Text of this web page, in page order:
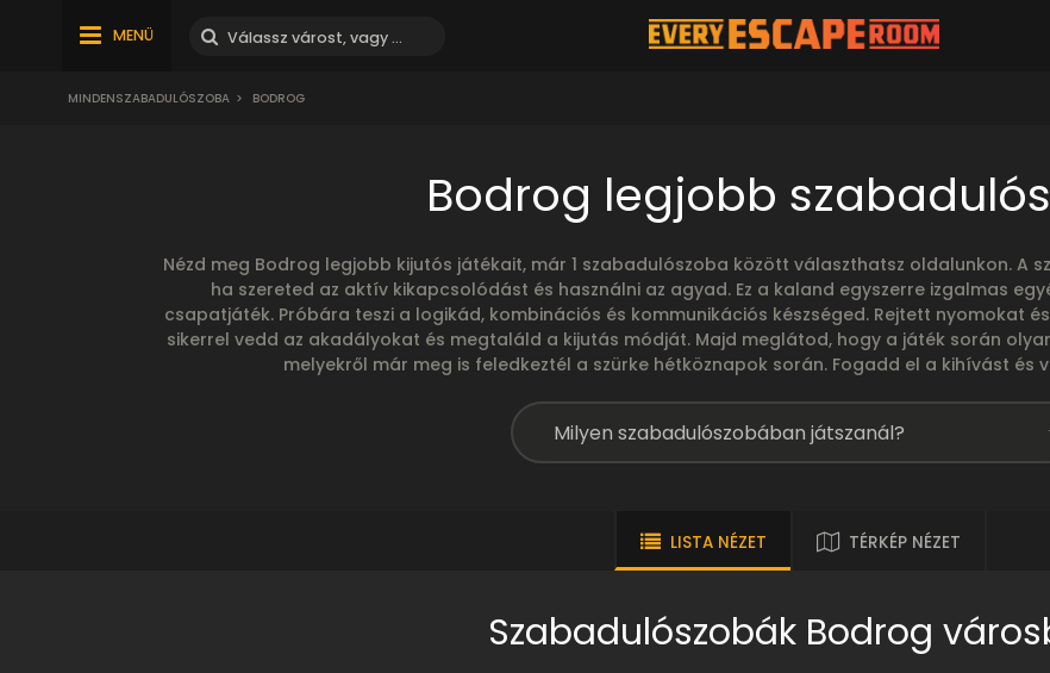
MENÜ
MINDENSZABADULÓSZOBA > BODROG
Bodrog legjobb
Nézd meg Bodrog legjobb kijutós játékait, már 1 szabadulószoba között választhatsz oldalunkon. A
ha szereted az aktív kikapcsolódást és használni az agyad. Ez a kaland egyszerre izgalmas
csapatjáték. Próbára teszi a logikád, kombinációs és kommunikációs készséged. Rejtett nyomokat
sikerrel vedd az akadályokat és megtaláld a kijutás módját. Majd meglátod, hogy a játék során
melyekről már meg is feledkeztél a szürke hétköznapok során. Fogadd el a kihívást és
LISTA NÉZET TÉRKÉP NÉZET
Szabadulószobák Bodrog